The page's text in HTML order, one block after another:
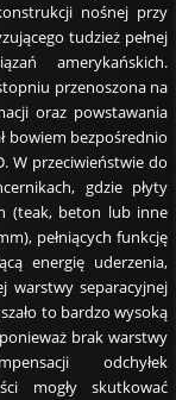
nośnej przy
tudzież pełnej
amerykańskich.
przenoszona na
oraz powstawania
bowiem bezpośrednio
W przeciwieństwie do
gdzie płyty
(teak, beton lub inne
pełniących funkcję
energię uderzenia,
warstwy separacyjnej
to bardzo wysoką
brak warstwy
odchyłek
mogły skutkować